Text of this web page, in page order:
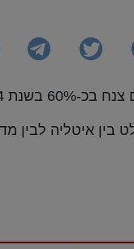
2024.
איטליה לבין